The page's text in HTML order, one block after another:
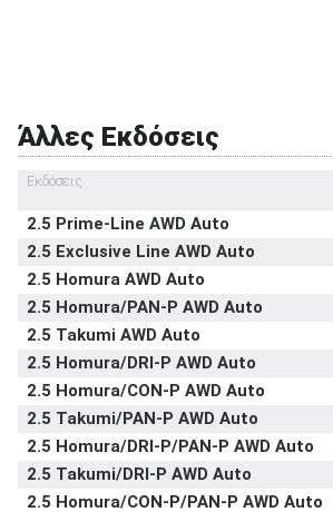
έκτακτη ανάγκη
Άλλες Εκδόσεις
Εκδόσεις
2.5 Prime-Line AWD Auto
2.5 Exclusive Line AWD Auto
2.5 Homura AWD Auto
2.5 Homura/PAN-P AWD Auto
2.5 Takumi AWD Auto
2.5 Homura/DRI-P AWD Auto
2.5 Homura/CON-P AWD Auto
2.5 Takumi/PAN-P AWD Auto
2.5 Homura/DRI-P/PAN-P AWD Auto
2.5 Takumi/DRI-P AWD Auto
2.5 Homura/CON-P/PAN-P AWD Auto